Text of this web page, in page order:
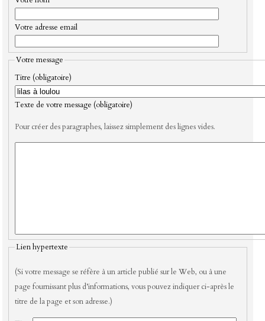
Votre adresse email
Votre message
Titre (obligatoire)
Texte de votre message (obligatoire)
Pour créer des paragraphes, laissez simplement des lignes vides.
Lien hypertexte
(Si votre message se réfère à un article publié sur le Web, ou à une
page fournissant plus d’informations, vous pouvez indiquer ci-après le
titre de la page et son adresse.)